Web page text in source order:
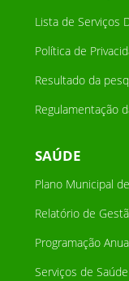
Lista de Serviços
Política de
Resultado da
Regulamentação
SAÚDE
Plano Municipal
Relatório de
Programação
Serviços de Saúde